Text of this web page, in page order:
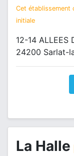
Cet établissement
initiale
12-14 ALLEES
24200 Sarlat-
La Halle